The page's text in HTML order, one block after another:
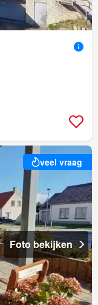
veel vraag
Foto bekijken